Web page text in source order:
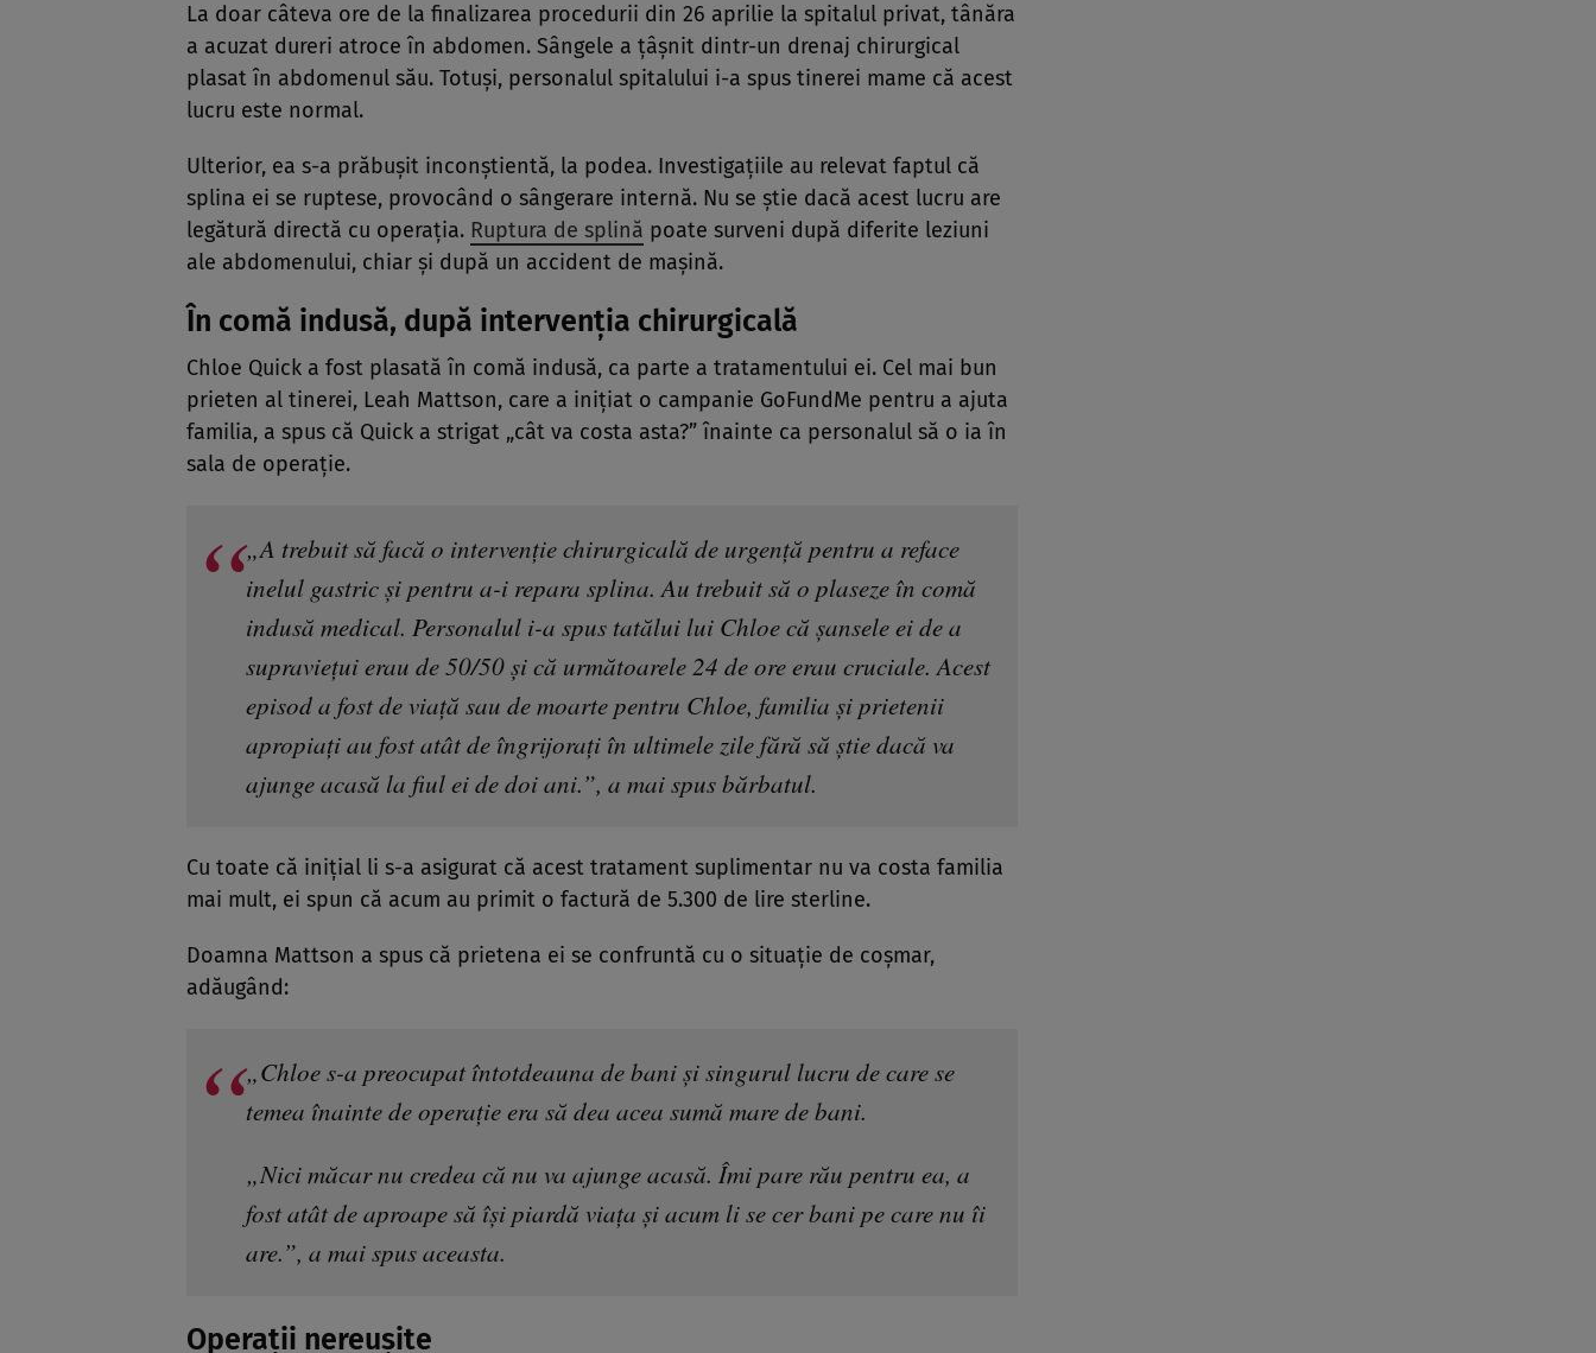
La doar câteva ore de la finalizarea procedurii din 26 aprilie la spitalul privat, tânăra
a acuzat dureri atroce în abdomen. Sângele a țâșnit dintr-un drenaj chirurgical
plasat în abdomenul său. Totuși, personalul spitalului i-a spus tinerei mame că acest
lucru este normal.
Ulterior, ea s-a prăbușit inconștientă, la podea. Investigațiile au relevat faptul că
splina ei se ruptese, provocând o sângerare internă. Nu se știe dacă acest lucru are
legătură directă cu operația. Ruptura de splină poate surveni după diferite leziuni
ale abdomenului, chiar și după un accident de mașină.
În comă indusă, după intervenția chirurgicală
Chloe Quick a fost plasată în comă indusă, ca parte a tratamentului ei. Cel mai bun
prieten al tinerei, Leah Mattson, care a inițiat o campanie GoFundMe pentru a ajuta
familia, a spus că Quick a strigat „cât va costa asta?” înainte ca personalul să o ia în
sala de operație.
„A trebuit să facă o intervenție chirurgicală de urgență pentru a reface
inelul gastric și pentru a-i repara splina. Au trebuit să o plaseze în comă
indusă medical. Personalul i-a spus tatălui lui Chloe că șansele ei de a
supraviețui erau de 50/50 și că următoarele 24 de ore erau cruciale. Acest
episod a fost de viață sau de moarte pentru Chloe, familia și prietenii
apropiați au fost atât de îngrijorați în ultimele zile fără să știe dacă va
ajunge acasă la fiul ei de doi ani.”, a mai spus bărbatul.
Cu toate că inițial li s-a asigurat că acest tratament suplimentar nu va costa familia
mai mult, ei spun că acum au primit o factură de 5.300 de lire sterline.
Doamna Mattson a spus că prietena ei se confruntă cu o situație de coșmar,
adăugând:
„Chloe s-a preocupat întotdeauna de bani și singurul lucru de care se
temea înainte de operație era să dea acea sumă mare de bani.
„Nici măcar nu credea că nu va ajunge acasă. Îmi pare rău pentru ea, a
fost atât de aproape să își piardă viața și acum li se cer bani pe care nu îi
are.”, a mai spus aceasta.
Operații nereușite